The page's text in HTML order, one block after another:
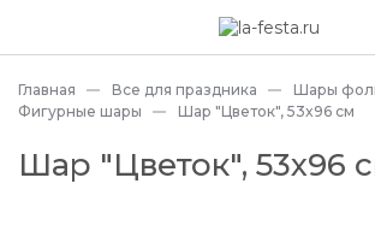
Главная Все для праздника
Шары
Фигурные шары
Шар "Цветок", 53x96 см
Шар "Цветок", 53x96